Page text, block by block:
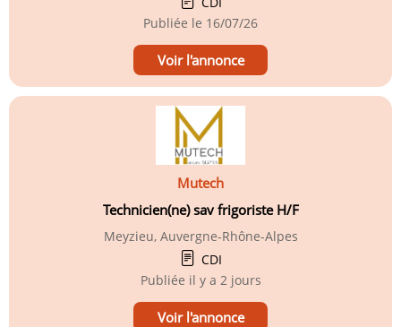
Publiée le 16/07/26
Voir l'annonce
Mutech
Technicien(ne) sav frigoriste H/F
Meyzieu, Auvergne-Rhône-Alpes
CDI
Publiée il y a 2 jours
Voir l'annonce